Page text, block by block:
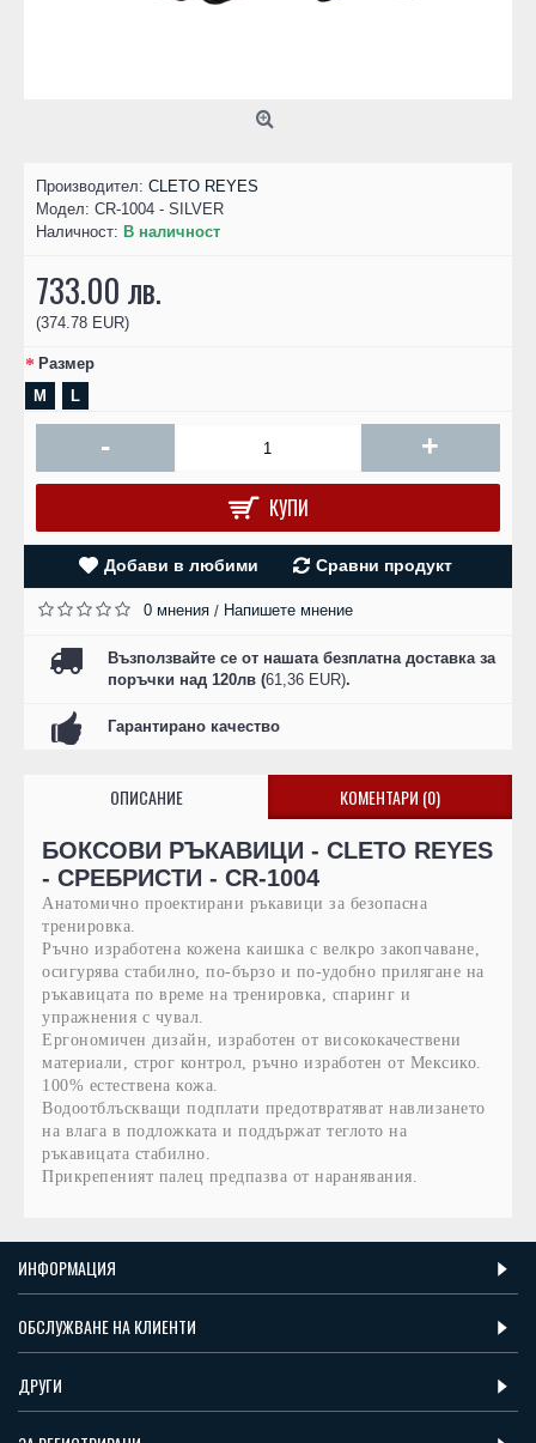
Производител: CLETO REYES
Модел: CR-1004 - SILVER
Наличност: В наличност
733.00 лв.
(374.78 EUR)
Размер
M
L
- +
КУПИ
Добави в любими Сравни продукт
0 мнения / Напишете мнение
Възползвайте се от нашата безплатна доставка за
поръчки над 120лв (61,36 EUR).
Гарантирано качество
ОПИСАНИЕ КОМЕНТАРИ (0)
БОКСОВИ РЪКАВИЦИ - CLETO REYES
- СРЕБРИСТИ - CR-1004
Анатомично проектирани ръкавици за безопасна
тренировка.
Ръчно изработена кожена каишка с велкро закопчаване,
осигурява стабилно, по-бързо и по-удобно прилягане на
ръкавицата по време на тренировка, спаринг и
упражнения с чувал.
Ергономичен дизайн, изработен от висококачествени
материали, строг контрол, ръчно изработен от Мексико.
100% естествена кожа.
Водоотблъскващи подплати предотвратяват навлизането
на влага в подложката и поддържат теглото на
ръкавицата стабилно.
Прикрепеният палец предпазва от наранявания.
ИНФОРМАЦИЯ
ОБСЛУЖВАНЕ НА КЛИЕНТИ
ДРУГИ